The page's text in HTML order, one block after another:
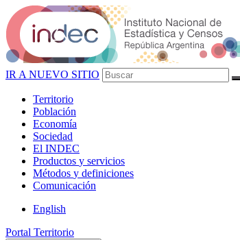
IR A NUEVO SITIO
Territorio
Población
Economía
Sociedad
El INDEC
Productos y servicios
Métodos y definiciones
Comunicación
English
Portal Territorio